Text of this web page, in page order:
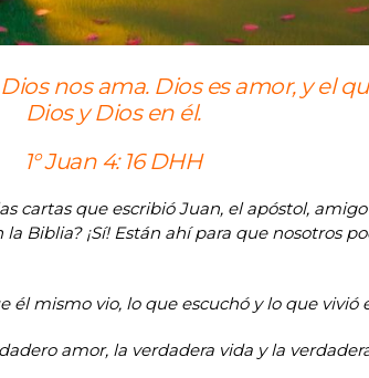
nos ama. Dios es amor, y el
Dios y Dios en él.
1° Juan 4: 16 DHH
cartas que escribió Juan, el apóstol, amigo
Biblia? ¡Sí! Están ahí para que nosotros
mismo vio, lo que escuchó y lo que vivió
amor, la verdadera vida y la